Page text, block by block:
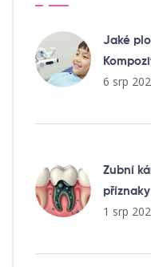
Jaké
6 srp
Zubní
1 srp